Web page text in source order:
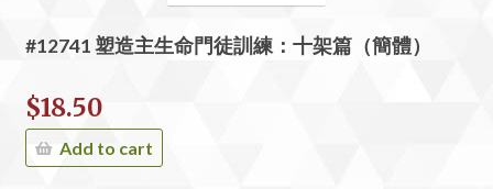
#12741 塑造主生命門徒訓練：十架篇（簡體）
$18.50
Add to cart